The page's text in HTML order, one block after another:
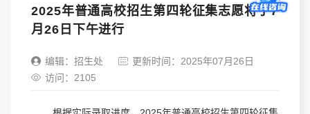
2025年普通高校招生第四轮征集志愿将于7
月26日下午进行
编辑：招生处
更新时间：2025年07月26日
访问： 2105